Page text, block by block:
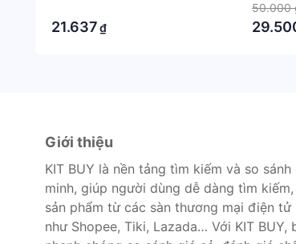
21.637₫
50.000
Giới thiệu
KIT BUY là nền tảng tìm kiếm và so
minh, giúp người dùng dễ dàng tìm kiếm,
sản phẩm từ các sàn thương mại điện tử
như Shopee, Tiki, Lazada… Với KIT BUY,